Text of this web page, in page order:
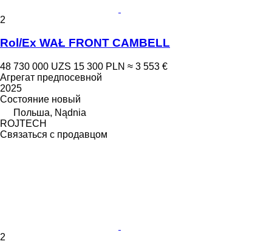
2
Rol/Ex WAŁ FRONT CAMBELL
48 730 000 UZS 15 300 PLN ≈ 3 553 €
Агрегат предпосевной
2025
Состояние новый
Польша, Nądnia
ROJTECH
Связаться с продавцом
2